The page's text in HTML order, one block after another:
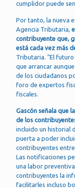
cumplidor puede
Por tanto, la nueva
Agencia Tributaria,
contribuyente que,
está cada vez más
Tributaria. “El
que arrancar
de los ciudadanos
foro de expertos
fiscales.
Gascón señala que
de los
incluido un historial
puerta a poder
contribuyentes
Las notificaciones
una labor
contribuyentes la
facilitarles incluso